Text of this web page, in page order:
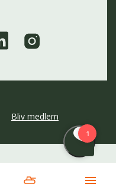
Bliv medlem